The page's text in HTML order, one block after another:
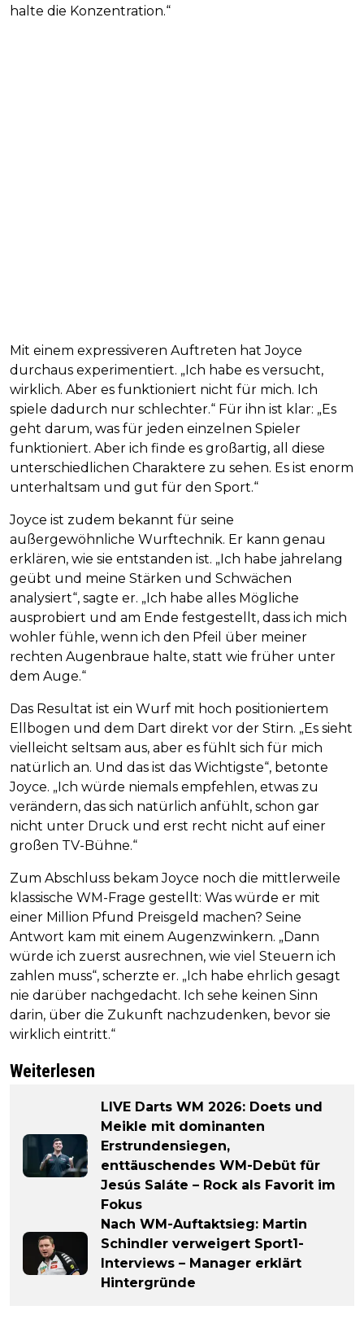
halte die Konzentration.“
Mit einem expressiveren Auftreten hat Joyce
durchaus experimentiert. „Ich habe es versucht,
wirklich. Aber es funktioniert nicht für mich. Ich
spiele dadurch nur schlechter.“ Für ihn ist klar: „Es
geht darum, was für jeden einzelnen Spieler
funktioniert. Aber ich finde es großartig, all diese
unterschiedlichen Charaktere zu sehen. Es ist enorm
unterhaltsam und gut für den Sport.“
Joyce ist zudem bekannt für seine
außergewöhnliche Wurftechnik. Er kann genau
erklären, wie sie entstanden ist. „Ich habe jahrelang
geübt und meine Stärken und Schwächen
analysiert“, sagte er. „Ich habe alles Mögliche
ausprobiert und am Ende festgestellt, dass ich mich
wohler fühle, wenn ich den Pfeil über meiner
rechten Augenbraue halte, statt wie früher unter
dem Auge.“
Das Resultat ist ein Wurf mit hoch positioniertem
Ellbogen und dem Dart direkt vor der Stirn. „Es sieht
vielleicht seltsam aus, aber es fühlt sich für mich
natürlich an. Und das ist das Wichtigste“, betonte
Joyce. „Ich würde niemals empfehlen, etwas zu
verändern, das sich natürlich anfühlt, schon gar
nicht unter Druck und erst recht nicht auf einer
großen TV-Bühne.“
Zum Abschluss bekam Joyce noch die mittlerweile
klassische WM-Frage gestellt: Was würde er mit
einer Million Pfund Preisgeld machen? Seine
Antwort kam mit einem Augenzwinkern. „Dann
würde ich zuerst ausrechnen, wie viel Steuern ich
zahlen muss“, scherzte er. „Ich habe ehrlich gesagt
nie darüber nachgedacht. Ich sehe keinen Sinn
darin, über die Zukunft nachzudenken, bevor sie
wirklich eintritt.“
Weiterlesen
LIVE Darts WM 2026: Doets und
Meikle mit dominanten
Erstrundensiegen,
enttäuschendes WM-Debüt für
Jesús Saláte – Rock als Favorit im
Fokus
Nach WM-Auftaktsieg: Martin
Schindler verweigert Sport1-
Interviews – Manager erklärt
Hintergründe